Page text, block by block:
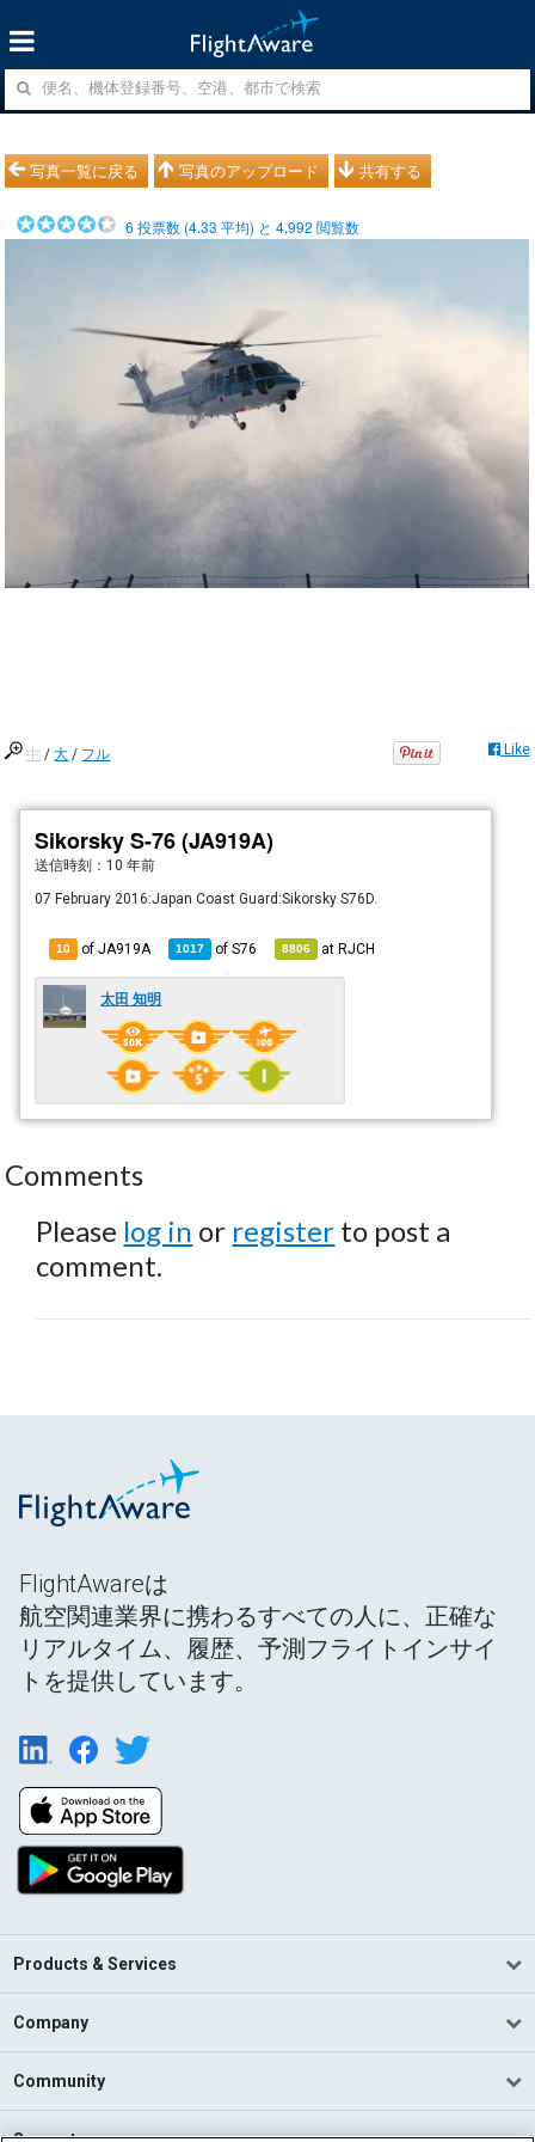
写真一覧に戻る 写真のアップロード 共有する
6 投票数 (4.33 平均) と4,992 閲覧数
中 /大 / フル Like
Sikorsky S-76 (JA919A)
送信時刻： 10 年前
07 February 2016:Japan Coast Guard:Sikorsky S76D.
10 of JA919A 1017 ofS76 8806 atRJCH
太田 知明
Comments
Please log in or register to post a
comment.
FlightAwareは
航空関連業界に携わるすべての人に、正確な
リアルタイム、履歴、予測フライトインサイ
トを提供しています。
Products & Services
Company
Community